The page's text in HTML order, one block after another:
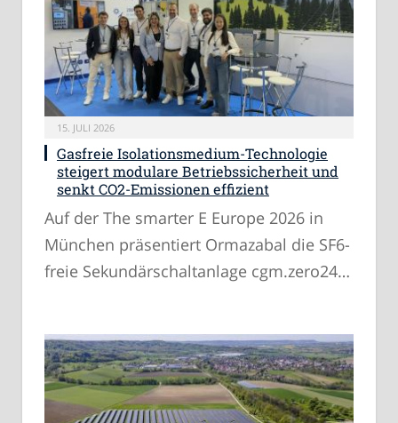
15. JULI 2026
Gasfreie Isolationsmedium-Technologie
steigert modulare Betriebssicherheit und
senkt CO2-Emissionen effizient
Auf der The smarter E Europe 2026 in
München präsentiert Ormazabal die SF6-
freie Sekundärschaltanlage cgm.zero24…